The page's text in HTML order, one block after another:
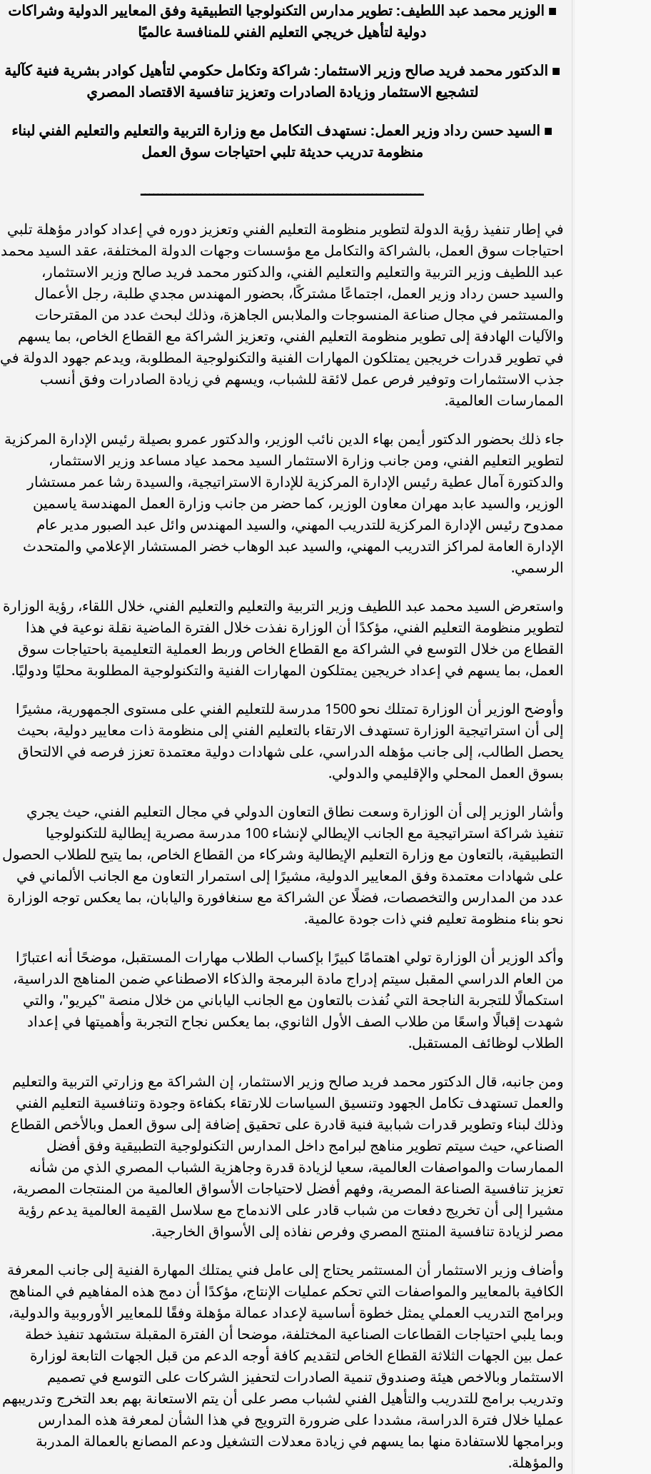
■ الوزير محمد عبد اللطيف: تطوير مدارس التكنولوجيا التطبيقية وفق المعايير الدولية وشراكات
دولية لتأهيل خريجي التعليم الفني للمنافسة عالميًا
■ الدكتور محمد فريد صالح وزير الاستثمار: شراكة وتكامل حكومي لتأهيل كوادر بشرية فنية كآلية
لتشجيع الاستثمار وزيادة الصادرات وتعزيز تنافسية الاقتصاد المصري
■ السيد حسن رداد وزير العمل: نستهدف التكامل مع وزارة التربية والتعليم والتعليم الفني لبناء
منظومة تدريب حديثة تلبي احتياجات سوق العمل
ــــــــــــــــــــــــــــــــــــــــــــــــــــــــــــــــــ
في إطار تنفيذ رؤية الدولة لتطوير منظومة التعليم الفني وتعزيز دوره في إعداد كوادر مؤهلة تلبي
احتياجات سوق العمل، بالشراكة والتكامل مع مؤسسات وجهات الدولة المختلفة، عقد السيد محمد
عبد اللطيف وزير التربية والتعليم والتعليم الفني، والدكتور محمد فريد صالح وزير الاستثمار،
والسيد حسن رداد وزير العمل، اجتماعًا مشتركًا، بحضور المهندس مجدي طلبة، رجل الأعمال
والمستثمر في مجال صناعة المنسوجات والملابس الجاهزة، وذلك لبحث عدد من المقترحات
والآليات الهادفة إلى تطوير منظومة التعليم الفني، وتعزيز الشراكة مع القطاع الخاص، بما يسهم
في تطوير قدرات خريجين يمتلكون المهارات الفنية والتكنولوجية المطلوبة، ويدعم جهود الدولة في
جذب الاستثمارات وتوفير فرص عمل لائقة للشباب، ويسهم في زيادة الصادرات وفق أنسب
الممارسات العالمية.
جاء ذلك بحضور الدكتور أيمن بهاء الدين نائب الوزير، والدكتور عمرو بصيلة رئيس الإدارة المركزية
لتطوير التعليم الفني، ومن جانب وزارة الاستثمار السيد محمد عياد مساعد وزير الاستثمار،
والدكتورة آمال عطية رئيس الإدارة المركزية للإدارة الاستراتيجية، والسيدة رشا عمر مستشار
الوزير، والسيد عابد مهران معاون الوزير، كما حضر من جانب وزارة العمل المهندسة ياسمين
ممدوح رئيس الإدارة المركزية للتدريب المهني، والسيد المهندس وائل عبد الصبور مدير عام
الإدارة العامة لمراكز التدريب المهني، والسيد عبد الوهاب خضر المستشار الإعلامي والمتحدث
الرسمي.
واستعرض السيد محمد عبد اللطيف وزير التربية والتعليم والتعليم الفني، خلال اللقاء، رؤية الوزارة
لتطوير منظومة التعليم الفني، مؤكدًا أن الوزارة نفذت خلال الفترة الماضية نقلة نوعية في هذا
القطاع من خلال التوسع في الشراكة مع القطاع الخاص وربط العملية التعليمية باحتياجات سوق
العمل، بما يسهم في إعداد خريجين يمتلكون المهارات الفنية والتكنولوجية المطلوبة محليًا ودوليًا.
وأوضح الوزير أن الوزارة تمتلك نحو 1500 مدرسة للتعليم الفني على مستوى الجمهورية، مشيرًا
إلى أن استراتيجية الوزارة تستهدف الارتقاء بالتعليم الفني إلى منظومة ذات معايير دولية، بحيث
يحصل الطالب، إلى جانب مؤهله الدراسي، على شهادات دولية معتمدة تعزز فرصه في الالتحاق
بسوق العمل المحلي والإقليمي والدولي.
وأشار الوزير إلى أن الوزارة وسعت نطاق التعاون الدولي في مجال التعليم الفني، حيث يجري
تنفيذ شراكة استراتيجية مع الجانب الإيطالي لإنشاء 100 مدرسة مصرية إيطالية للتكنولوجيا
التطبيقية، بالتعاون مع وزارة التعليم الإيطالية وشركاء من القطاع الخاص، بما يتيح للطلاب الحصول
على شهادات معتمدة وفق المعايير الدولية، مشيرًا إلى استمرار التعاون مع الجانب الألماني في
عدد من المدارس والتخصصات، فضلًا عن الشراكة مع سنغافورة واليابان، بما يعكس توجه الوزارة
نحو بناء منظومة تعليم فني ذات جودة عالمية.
وأكد الوزير أن الوزارة تولي اهتمامًا كبيرًا بإكساب الطلاب مهارات المستقبل، موضحًا أنه اعتبارًا
من العام الدراسي المقبل سيتم إدراج مادة البرمجة والذكاء الاصطناعي ضمن المناهج الدراسية،
استكمالًا للتجربة الناجحة التي نُفذت بالتعاون مع الجانب الياباني من خلال منصة "كيريو"، والتي
شهدت إقبالًا واسعًا من طلاب الصف الأول الثانوي، بما يعكس نجاح التجربة وأهميتها في إعداد
الطلاب لوظائف المستقبل.
ومن جانبه، قال الدكتور محمد فريد صالح وزير الاستثمار، إن الشراكة مع وزارتي التربية والتعليم
والعمل تستهدف تكامل الجهود وتنسيق السياسات للارتقاء بكفاءة وجودة وتنافسية التعليم الفني
وذلك لبناء وتطوير قدرات شبابية فنية قادرة على تحقيق إضافة إلى سوق العمل وبالأخص القطاع
الصناعي، حيث سيتم تطوير مناهج لبرامج داخل المدارس التكنولوجية التطبيقية وفق أفضل
الممارسات والمواصفات العالمية، سعيا لزيادة قدرة وجاهزية الشباب المصري الذي من شأنه
تعزيز تنافسية الصناعة المصرية، وفهم أفضل لاحتياجات الأسواق العالمية من المنتجات المصرية،
مشيرا إلى أن تخريج دفعات من شباب قادر على الاندماج مع سلاسل القيمة العالمية يدعم رؤية
مصر لزيادة تنافسية المنتج المصري وفرص نفاذه إلى الأسواق الخارجية.
وأضاف وزير الاستثمار أن المستثمر يحتاج إلى عامل فني يمتلك المهارة الفنية إلى جانب المعرفة
الكافية بالمعايير والمواصفات التي تحكم عمليات الإنتاج، مؤكدًا أن دمج هذه المفاهيم في المناهج
وبرامج التدريب العملي يمثل خطوة أساسية لإعداد عمالة مؤهلة وفقًا للمعايير الأوروبية والدولية،
وبما يلبي احتياجات القطاعات الصناعية المختلفة، موضحا أن الفترة المقبلة ستشهد تنفيذ خطة
عمل بين الجهات الثلاثة القطاع الخاص لتقديم كافة أوجه الدعم من قبل الجهات التابعة لوزارة
الاستثمار وبالاخص هيئة وصندوق تنمية الصادرات لتحفيز الشركات على التوسع في تصميم
وتدريب برامج للتدريب والتأهيل الفني لشباب مصر على أن يتم الاستعانة بهم بعد التخرج وتدريبهم
عمليا خلال فترة الدراسة، مشددا على ضرورة الترويج في هذا الشأن لمعرفة هذه المدارس
وبرامجها للاستفادة منها بما يسهم في زيادة معدلات التشغيل ودعم المصانع بالعمالة المدربة
والمؤهلة.
رئيس الوزراء : زيادة مخصصات الإنفاق
على الصحة والتعليم و”تكافل” و”كرامة”
محمد إمام يكتب .. ”رمضان المحبة
الكاتب الصحفي محمد إمام يكتب..